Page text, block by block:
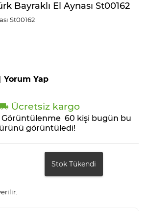
Bayraklı El Aynası St00162
St00162
Yorum Yap
Ücretsiz kargo
60 kişi bugün bu
ürünü görüntüledi!
Stok Tükendi